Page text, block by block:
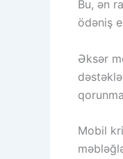
Bu, ən
ödəniş
Əksər
Mobil